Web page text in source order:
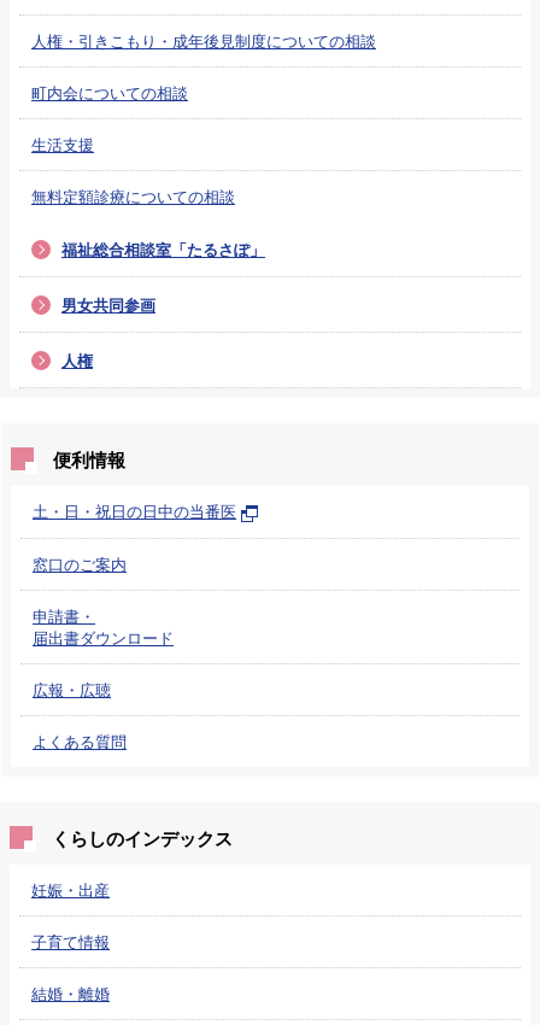
人権・引きこもり・成年後見制度についての相談
町内会についての相談
生活支援
無料定額診療についての相談
福祉総合相談室「たるさぽ」
男女共同参画
人権
便利情報
土・日・祝日の日中の当番医
窓口のご案内
申請書・
届出書ダウンロード
広報・広聴
よくある質問
くらしのインデックス
妊娠・出産
子育て情報
結婚・離婚